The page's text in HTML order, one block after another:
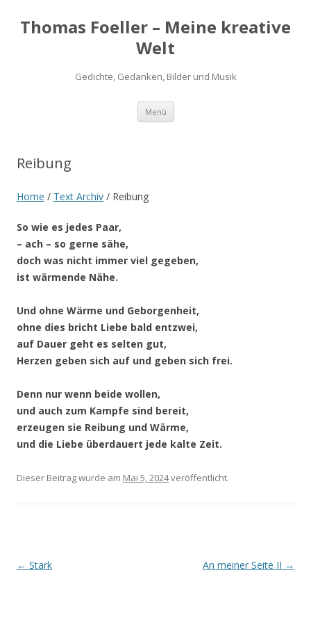
Thomas Foeller – Meine kreative
Welt
Gedichte, Gedanken, Bilder und Musik
Menü Zum
springen
Reibung
Home / Text Archiv / Reibung
So wie es jedes Paar,
– ach – so gerne sähe,
doch was nicht immer viel gegeben,
ist wärmende Nähe.
Und ohne Wärme und Geborgenheit,
ohne dies bricht Liebe bald entzwei,
auf Dauer geht es selten gut,
Herzen geben sich auf und geben sich frei.
Denn nur wenn beide wollen,
und auch zum Kampfe sind bereit,
erzeugen sie Reibung und Wärme,
und die Liebe überdauert jede kalte Zeit.
Dieser Beitrag wurde am Mai 5, 2024veröffentlicht.
Beitragsnavigation
← Stark An meiner Seite II →